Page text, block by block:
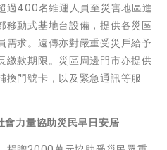
過400名維運人員至災害地區進
移動式基地台設備，提供各災區
需求。遠傳亦對嚴重受災戶給予
繳款期限。災區周邊門市亦提供
換門號卡，以及緊急通訊等服
力量協助災民早日安居